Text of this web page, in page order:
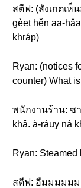
สตีฟ: (สังเกตเห็
gèet hěn aa-
khráp)
Ryan: (notices
counter) What
พนักงานร้าน: ซ
khâ. à-ràuy ná
Ryan:
สตีฟ: อืมมมมมม